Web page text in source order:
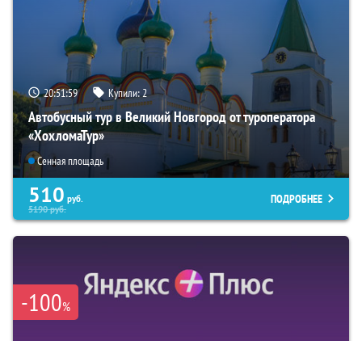
20:51:59 Купили:2
Автобусный тур в Великий Новгород от туроператора
«ХохломаТур»
Сенная площадь
510 руб.
5190руб.
ПОДРОБНЕЕ
-100%